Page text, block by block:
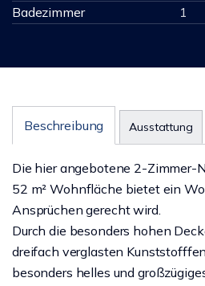
Badezimmer
1
Beschreibung Ausstattung
Die hier angebotene 2-Zimmer-
52 m² Wohnfläche bietet ein
Ansprüchen gerecht wird.
Durch die besonders hohen
dreifach verglasten
besonders helles und